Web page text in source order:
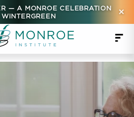
— A MONROE CELEBRATION
WINTERGREEN
×